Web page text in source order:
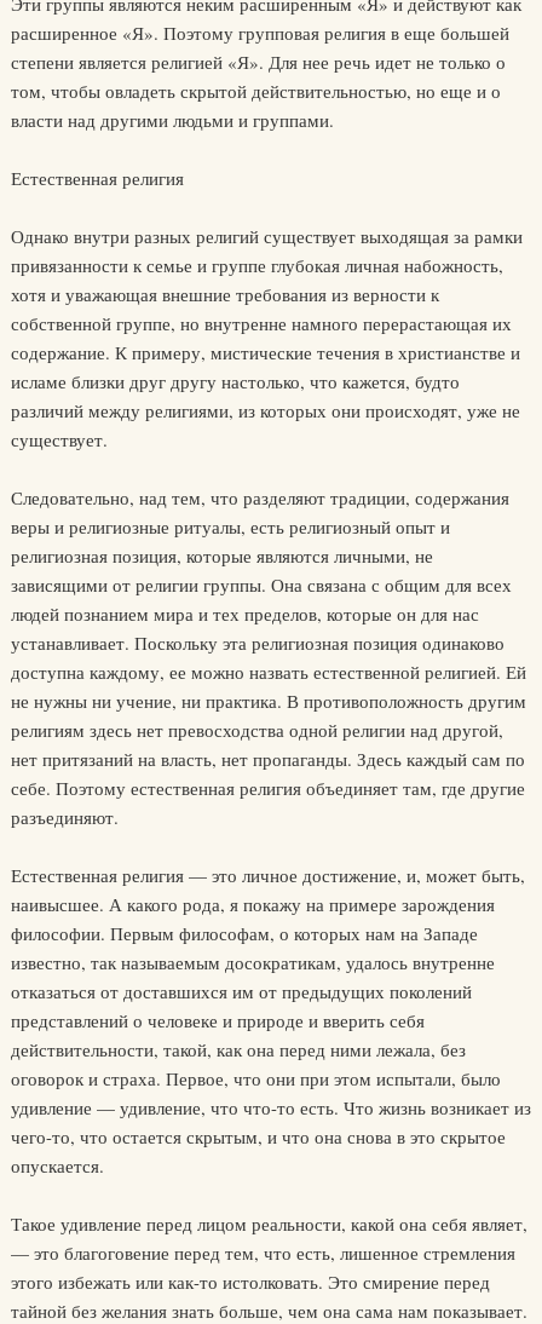
расширенное «Я». Поэтому групповая религия в еще большей
степе­ни является религией «Я». Для нее речь идет не только о
том, чтобы овладеть скрытой действительностью, но еще и о
власти над другими людьми и группами.
Естественная религия
Однако внутри разных религий существует выходящая за рамки
привязанности к семье и группе глубокая личная набожность,
хотя и уважающая внешние требования из верности к
собственной группе, но внутренне намного перерастающая их
содержание. К примеру, мистические течения в христианстве и
исламе близки друг другу на­столько, что кажется, будто
различий между религиями, из которых они происходят, уже не
существует.
Следовательно, над тем, что разделяют традиции, содержания
веры и религиозные ритуалы, есть религиозный опыт и
религиозная пози­ция, которые являются личными, не
зависящими от религии группы. Она связана с общим для всех
людей познанием мира и тех пределов, которые он для нас
устанавливает. Поскольку эта религиозная позиция одинаково
доступна каждому, ее можно назвать естественной религией. Ей
не нужны ни учение, ни практика. В противоположность другим
ре­лигиям здесь нет превосходства одной религии над другой,
нет притяза­ний на власть, нет пропаганды. Здесь каждый сам по
себе. Поэтому ес­тественная религия объединяет там, где другие
разъединяют.
Естественная религия — это личное достижение, и, может быть,
наивысшее. А какого рода, я покажу на примере зарождения
филосо­фии. Первым философам, о которых нам на Западе
известно, так на­зываемым досократикам, удалось внутренне
отказаться от доставших­ся им от предыдущих поколений
представлений о человеке и приро­де и вверить себя
действительности, такой, как она перед ними лежа­ла, без
оговорок и страха. Первое, что они при этом испытали, было
удивление — удивление, что что-то есть. Что жизнь возникает из
чего-то, что остается скрытым, и что она снова в это скрытое
опускается.
Такое удивление перед лицом реальности, какой она себя являет,
— это благоговение перед тем, что есть, лишенное стремления
этого из­бежать или как-то истолковать. Это смирение перед
тайной без же­лания знать больше, чем она сама нам показывает.